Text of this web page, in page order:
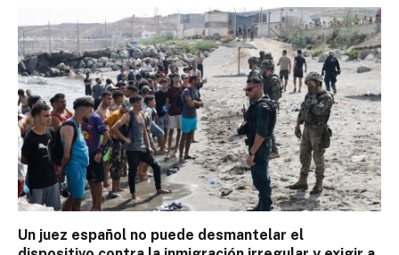
Un juez español no puede desmantelar el